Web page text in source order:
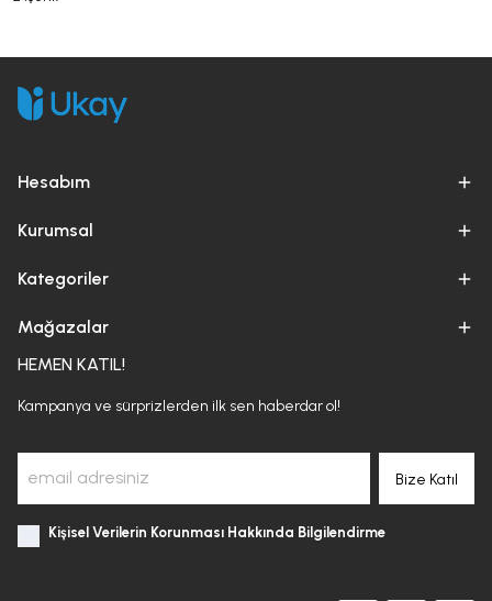
Hesabım
Kurumsal
Kategoriler
Mağazalar
HEMEN KATIL!
Kampanya ve sürprizlerden ilk sen haberdar ol!
Bize Katıl
Kişisel Verilerin Korunması Hakkında Bilgilendirme